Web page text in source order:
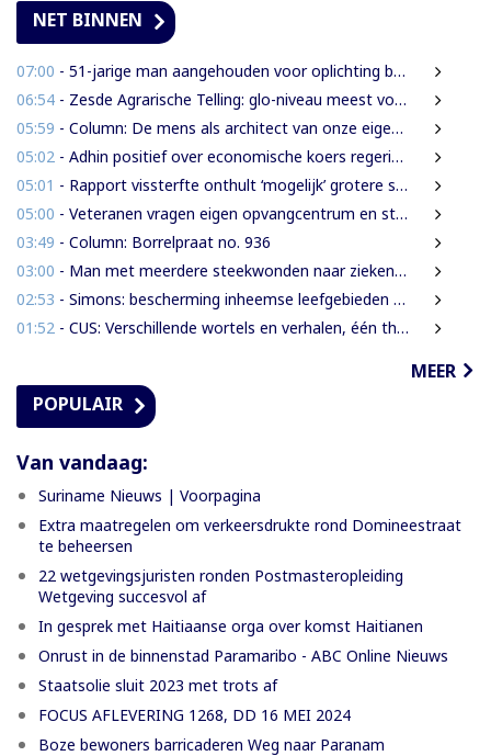
NET BINNEN
07:00 - 51-jarige man aangehouden voor oplichting bejaarde vrouw in centrum Paramaribo
06:54 - Zesde Agrarische Telling: glo-niveau meest voorkomend onder landbouwers
05:59 - Column: De mens als architect van onze eigen rampen
05:02 - Adhin positief over economische koers regering, maar wil snellere uitvoering
05:01 - Rapport vissterfte onthult ‘mogelijk’ grotere schade voor mens, dier en milieu
05:00 - Veteranen vragen eigen opvangcentrum en structurele steun: ‘Vandaag militair, morgen veteraan’
03:49 - Column: Borrelpraat no. 936
03:00 - Man met meerdere steekwonden naar ziekenhuis na ruzie bij discotheek
02:53 - Simons: bescherming inheemse leefgebieden en cultuur van nationaal belang
01:52 - CUS: Verschillende wortels en verhalen, één thuis
MEER
POPULAIR
Van vandaag:
Suriname Nieuws | Voorpagina
Extra maatregelen om verkeersdrukte rond Domineestraat
te beheersen
22 wetgevingsjuristen ronden Postmasteropleiding
Wetgeving succesvol af
In gesprek met Haitiaanse orga over komst Haitianen
Onrust in de binnenstad Paramaribo - ABC Online Nieuws
Staatsolie sluit 2023 met trots af
FOCUS AFLEVERING 1268, DD 16 MEI 2024
Boze bewoners barricaderen Weg naar Paranam